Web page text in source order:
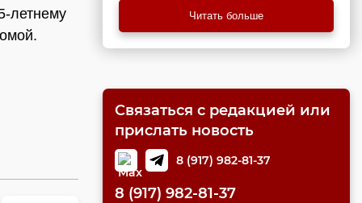
летнему
Читать больше
Связаться с редакцией или
прислать новость
8 (917) 982-81-37
8 (917) 982-81-37